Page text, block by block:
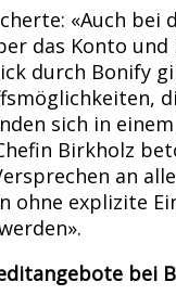
«Auch bei
das Konto und
durch Bonify
sich in
Birkholz
an
ohne explizite
bei